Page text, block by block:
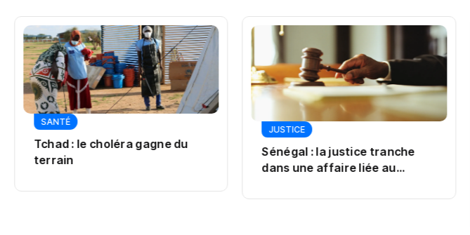
SANTÉ
Tchad : le choléra gagne du
terrain
JUSTICE
Sénégal : la justice tranche
dans une affaire liée au